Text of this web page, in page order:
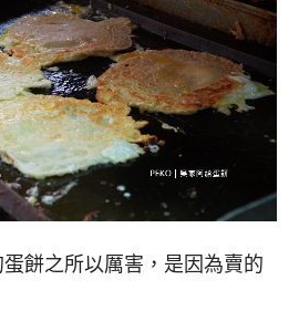
蛋餅之所以厲害，是因為賣的